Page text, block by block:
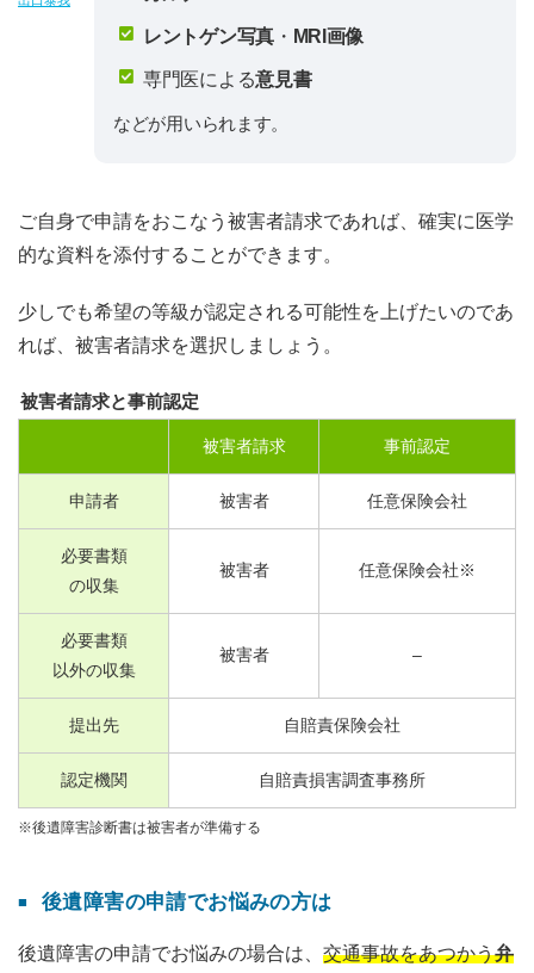
レントゲン写真・ MRI画像
専門医による意見書
などが用いられます。
ご自身で申請をおこなう被害者請求であれば、確実に医学
的な資料を添付することができます。
少しでも希望の等級が認定される可能性を上げたいのであ
れば、被害者請求を選択しましょう。
被害者請求と事前認定
被害者請求 事前認定
申請者 被害者 任意保険会社
必要書類
の収集
被害者 任意保険会社※
必要書類
以外の収集
被害者 –
提出先 自賠責保険会社
認定機関 自賠責損害調査事務所
※後遺障害診断書は被害者が準備する
後遺障害の申請でお悩みの方は
後遺障害の申請でお悩みの場合は、 交通事故をあつかう弁